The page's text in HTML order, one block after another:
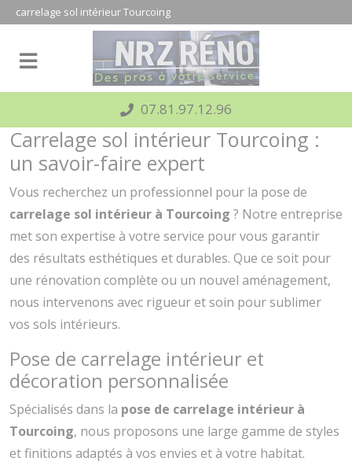
carrelage sol intérieur Tourcoing
07.81.97.12.96
Carrelage sol intérieur Tourcoing :
un savoir-faire expert
Vous recherchez un professionnel pour la pose de
carrelage sol intérieur à Tourcoing ? Notre entreprise
met son expertise à votre service pour vous garantir
des résultats esthétiques et durables. Que ce soit pour
une rénovation complète ou un nouvel aménagement,
nous intervenons avec rigueur et soin pour sublimer
vos sols intérieurs.
Pose de carrelage intérieur et
décoration personnalisée
Spécialisés dans la pose de carrelage intérieur à
Tourcoing, nous proposons une large gamme de styles
et finitions adaptés à vos envies et à votre habitat.
Panneau de gestion des cookies